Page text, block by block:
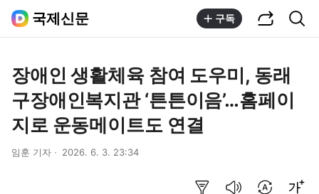
국제신문 구독
장애인 생활체육 참여 도우미, 동래
구장애인복지관 ‘튼튼이음’…홈페이
지로 운동메이트도 연결
임훈 기자 2026. 6. 3. 23:34